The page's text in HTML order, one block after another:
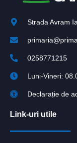
Strada Avram
0258771215
Luni-Vineri:
Declarație de
Link-uri utile